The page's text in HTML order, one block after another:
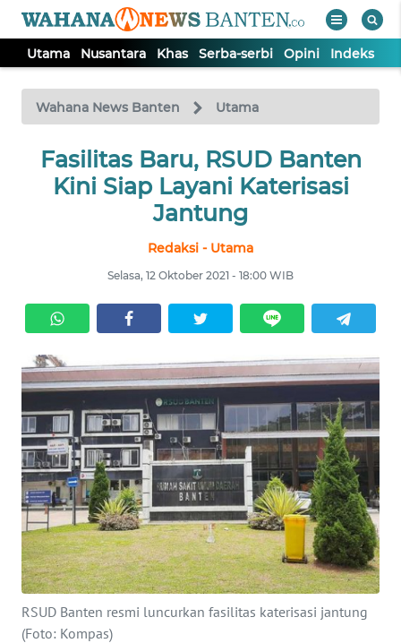
Utama Nusantara Khas Serba-serbi Opini Indeks
Wahana News Banten Utama
Fasilitas Baru, RSUD Banten
Kini Siap Layani Katerisasi
Jantung
Redaksi - Utama
Selasa, 12 Oktober 2021 - 18:00 WIB
RSUD Banten resmi luncurkan fasilitas katerisasi jantung
(Foto: Kompas)
TV
Tutup
UTAMA
SERBA-
SERBI
OPINI
Informasi
INDEKS
BERITA
KONTAK
KAMI
INFO
IKLAN